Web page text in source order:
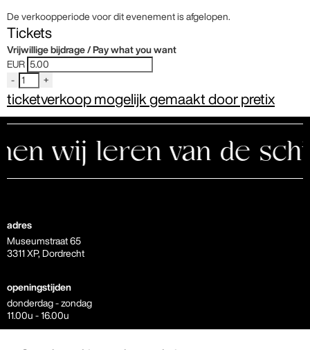
De verkoopperiode voor dit evenement is afgelopen.
Tickets
Vrijwillige bijdrage / Pay what you want
EUR
-
+
ticketverkoop mogelijk gemaakt door pretix
wij leren van de
adres
Museumstraat 65
3311 XP, Dordrecht
openingstijden
donderdag - zondag
11.00u - 16.00u